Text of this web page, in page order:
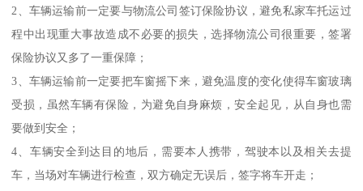
2、车辆运输前一定要与物流公司签订保险协议，避免私家车托运过
程中出现重大事故造成不必要的损失，选择物流公司很重要，签署
保险协议又多了一重保障；
3、车辆运输前一定要把车窗摇下来，避免温度的变化使得车窗玻璃
受损，虽然车辆有保险，为避免自身麻烦，安全起见，从自身也需
要做到安全；
4、车辆安全到达目的地后，需要本人携带，驾驶本以及相关去提
车，当场对车辆进行检查，双方确定无误后，签字将车开走；